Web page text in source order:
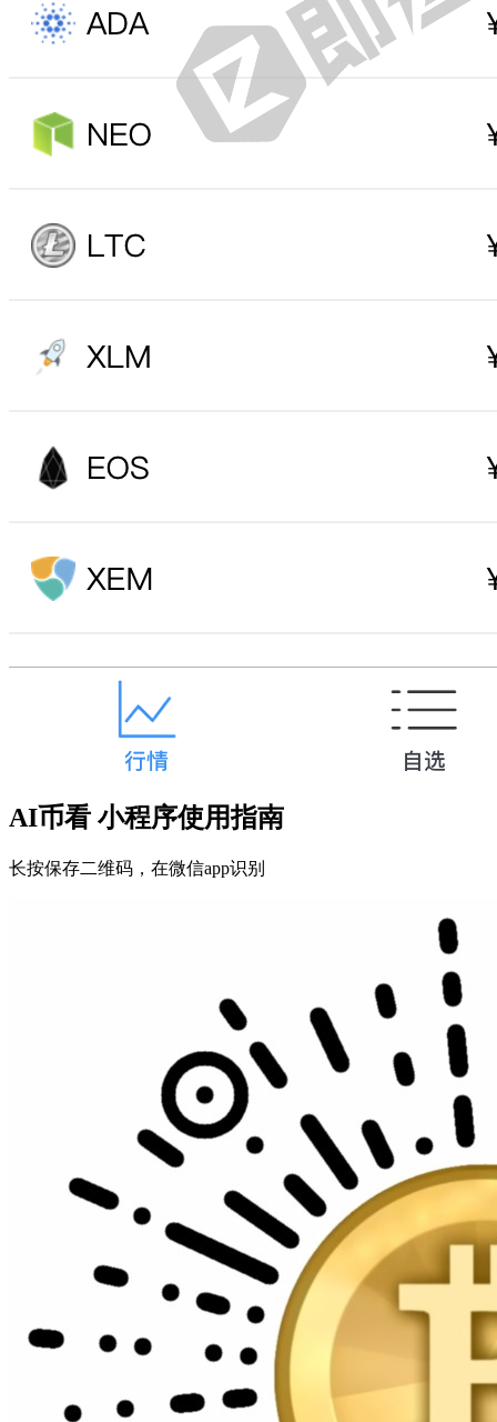
AI币看 小程序使用指南
长按保存二维码，在微信app识别